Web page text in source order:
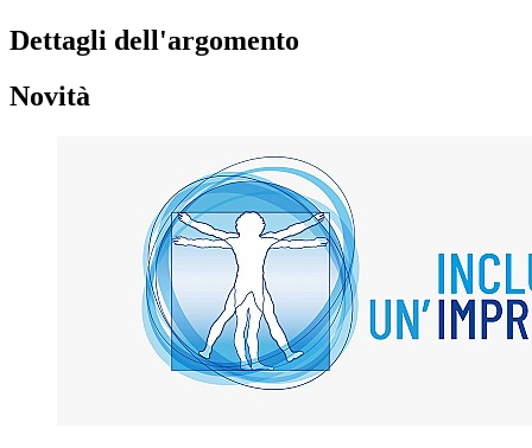
Dettagli dell'argomento
Novità